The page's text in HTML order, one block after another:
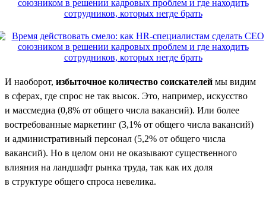
И наоборот, избыточное количество соискателей мы видим
в сферах, где спрос не так высок. Это, например, искусство
и массмедиа (0,8% от общего числа вакансий). Или более
востребованные маркетинг (3,1% от общего числа вакансий)
и административный персонал (5,2% от общего числа
вакансий). Но в целом они не оказывают существенного
влияния на ландшафт рынка труда, так как их доля
в структуре общего спроса невелика.